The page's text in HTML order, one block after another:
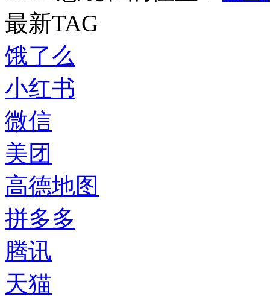
最新TAG
饿了么
小红书
微信
美团
高德地图
拼多多
腾讯
天猫